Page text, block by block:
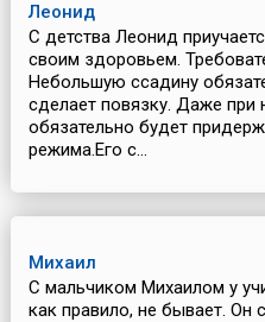
Леонид
С детства Леонид
своим здоровьем.
Небольшую ссадину
сделает повязку. Даже при
обязательно будет
режима.Его с...
Михаил
С мальчиком Михаилом у
как правило, не бывает. Он